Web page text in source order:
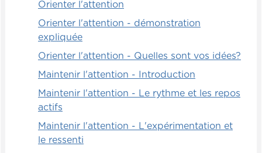
en plus, on bénéficie d'une rétroaction -on
va voir que la rétroaction est la troisième
porte de l'apprentissage, et bien là, c'est
parfait, on a les conditions idéales pour
Avant de [00:02:00] continuer à regarder
comment fonctionne l'engagement et de
s'attarder sur l'engagement physique et
sensoriel, je veux juste revenir pendant
quelques secondes sur les éléments à
Orienter l'attention
Orienter l'attention - démonstration
expliquée
Orienter l'attention - Quelles sont vos idées?
Maintenir l'attention - Introduction
Maintenir l'attention - Le rythme et les repos
actifs
Maintenir l'attention - L'expérimentation et
le ressenti